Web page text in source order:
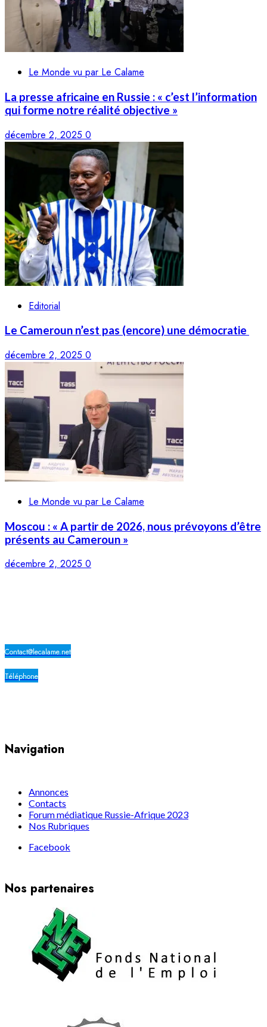
Le Monde vu par Le Calame
La presse africaine en Russie : « c’est l’information
qui forme notre réalité objective »
décembre 2, 2025 0
Editorial
Le Cameroun n’est pas (encore) une démocratie
décembre 2, 2025 0
Le Monde vu par Le Calame
Moscou : « A partir de 2026, nous prévoyons d’être
présents au Cameroun »
décembre 2, 2025 0
Contact@lecalame.net
Téléphone
Navigation
Annonces
Contacts
Forum médiatique Russie-Afrique 2023
Nos Rubriques
Facebook
Nos partenaires